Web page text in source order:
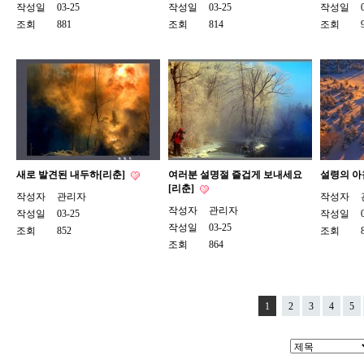
작성일
03-25
조회
881
작성일
03-25
조회
814
작성일
조회
새로 발견된 내두하[리춘]
작성자
관리자
작성일
03-25
조회
852
여러분 설명절 즐겁게 보내세요
[리춘]
작성자
관리자
작성일
03-25
조회
864
설령의
작성자
작성일
조회
1 2 3 4 5